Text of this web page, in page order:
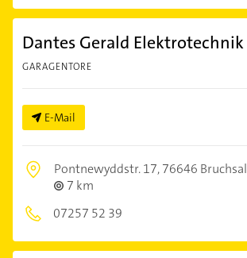
Dantes Gerald Elektrotechnik
GARAGENTORE
E-Mail
Pontnewyddstr. 17,76646 Bruchsal
7 km
07257 52 39